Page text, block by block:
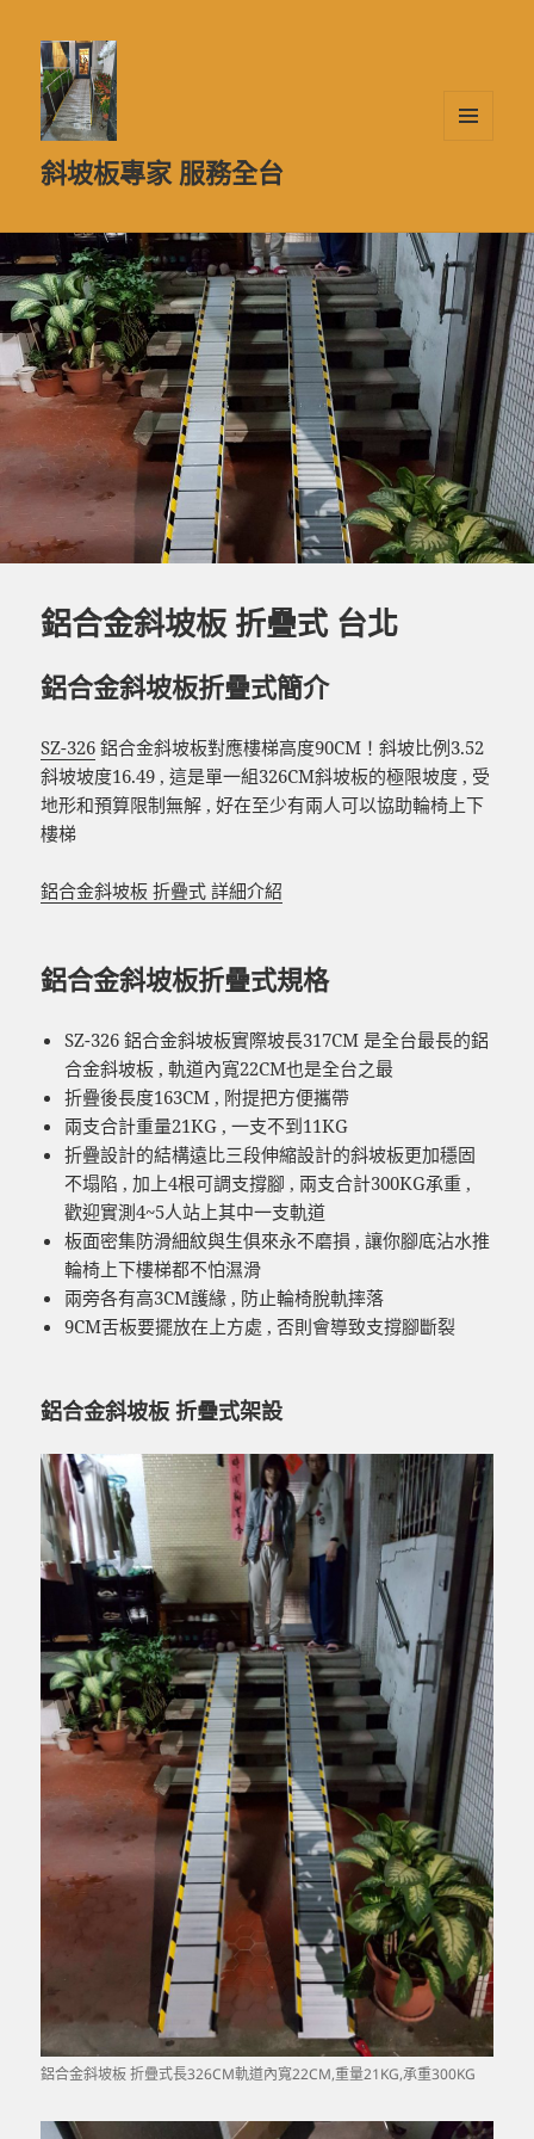
斜坡板專家 服務全台
鋁合金斜坡板 折疊式 台北
鋁合金斜坡板折疊式簡介
SZ-326 鋁合金斜坡板對應樓梯高度90CM！斜坡比例3.52
斜坡坡度16.49 , 這是單一組326CM斜坡板的極限坡度 , 受
地形和預算限制無解 , 好在至少有兩人可以協助輪椅上下
樓梯
鋁合金斜坡板 折疊式 詳細介紹
鋁合金斜坡板折疊式規格
SZ-326 鋁合金斜坡板實際坡長317CM 是全台最長的鋁
合金斜坡板 , 軌道內寬22CM也是全台之最
折疊後長度163CM , 附提把方便攜帶
兩支合計重量21KG , 一支不到11KG
折疊設計的結構遠比三段伸縮設計的斜坡板更加穩固
不塌陷 , 加上4根可調支撐腳 , 兩支合計300KG承重 ,
歡迎實測4~5人站上其中一支軌道
板面密集防滑細紋與生俱來永不磨損 , 讓你腳底沾水推
輪椅上下樓梯都不怕濕滑
兩旁各有高3CM護緣 , 防止輪椅脫軌摔落
9CM舌板要擺放在上方處 , 否則會導致支撐腳斷裂
鋁合金斜坡板 折疊式架設
鋁合金斜坡板 折疊式長326CM軌道內寬22CM,重量21KG,承重300KG